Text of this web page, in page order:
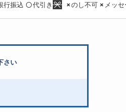
行振込 〇代引き ×のし不可 × メッ
さい